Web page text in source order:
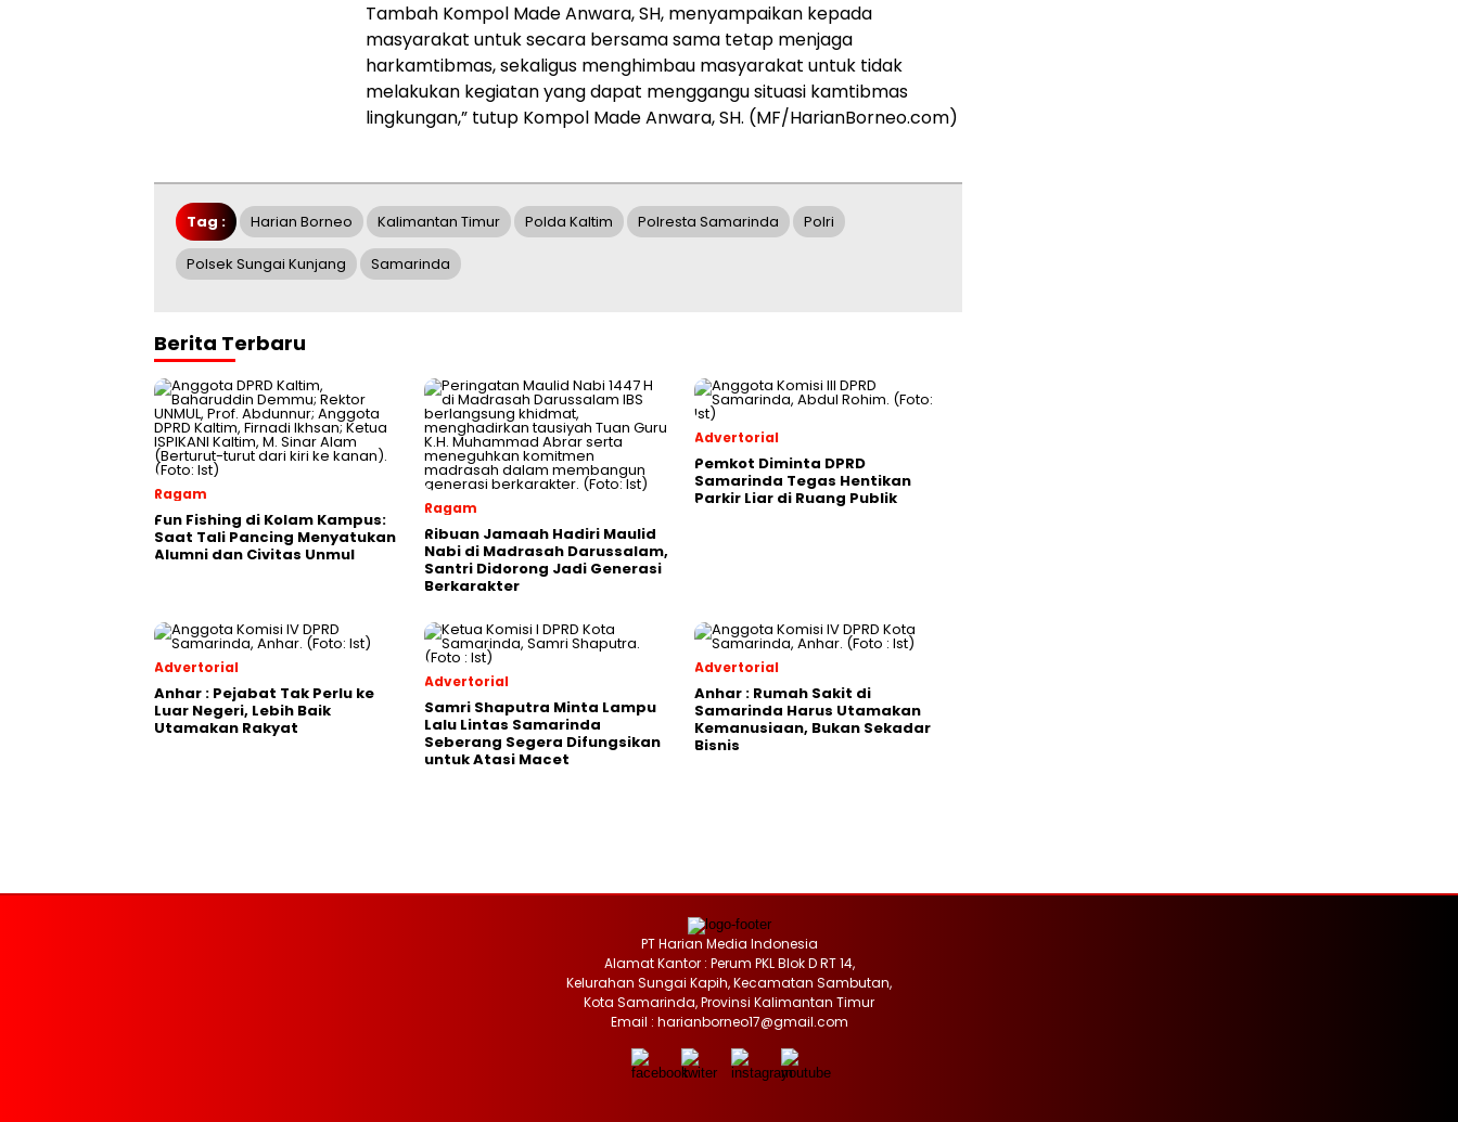
Tambah Kompol Made Anwara, SH, menyampaikan kepada
masyarakat untuk secara bersama sama tetap menjaga
harkamtibmas, sekaligus menghimbau masyarakat untuk tidak
melakukan kegiatan yang dapat menggangu situasi kamtibmas
lingkungan,” tutup Kompol Made Anwara, SH. (MF/HarianBorneo.com)
Tag : Harian Borneo Kalimantan Timur Polda Kaltim Polresta Samarinda Polri
Polsek Sungai Kunjang Samarinda
Berita Terbaru
Ragam
Fun Fishing di Kolam Kampus:
Saat Tali Pancing Menyatukan
Alumni dan Civitas Unmul
Ragam
Ribuan Jamaah Hadiri Maulid
Nabi di Madrasah Darussalam,
Santri Didorong Jadi Generasi
Berkarakter
Advertorial
Pemkot Diminta DPRD
Samarinda Tegas Hentikan
Parkir Liar di Ruang Publik
Advertorial
Anhar : Pejabat Tak Perlu ke
Luar Negeri, Lebih Baik
Utamakan Rakyat
Advertorial
Samri Shaputra Minta Lampu
Lalu Lintas Samarinda
Seberang Segera Difungsikan
untuk Atasi Macet
Advertorial
Anhar : Rumah Sakit di
Samarinda Harus Utamakan
Kemanusiaan, Bukan Sekadar
Bisnis
PT Harian Media Indonesia
Alamat Kantor : Perum PKL Blok D RT 14,
Kelurahan Sungai Kapih, Kecamatan Sambutan,
Kota Samarinda, Provinsi Kalimantan Timur
Email : harianborneo17@gmail.com